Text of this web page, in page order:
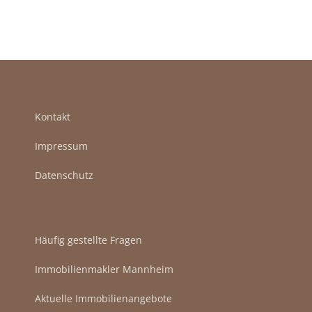
Kontakt
Impressum
Datenschutz
Häufig gestellte Fragen
Immobilienmakler Mannheim
Aktuelle Immobilienangebote